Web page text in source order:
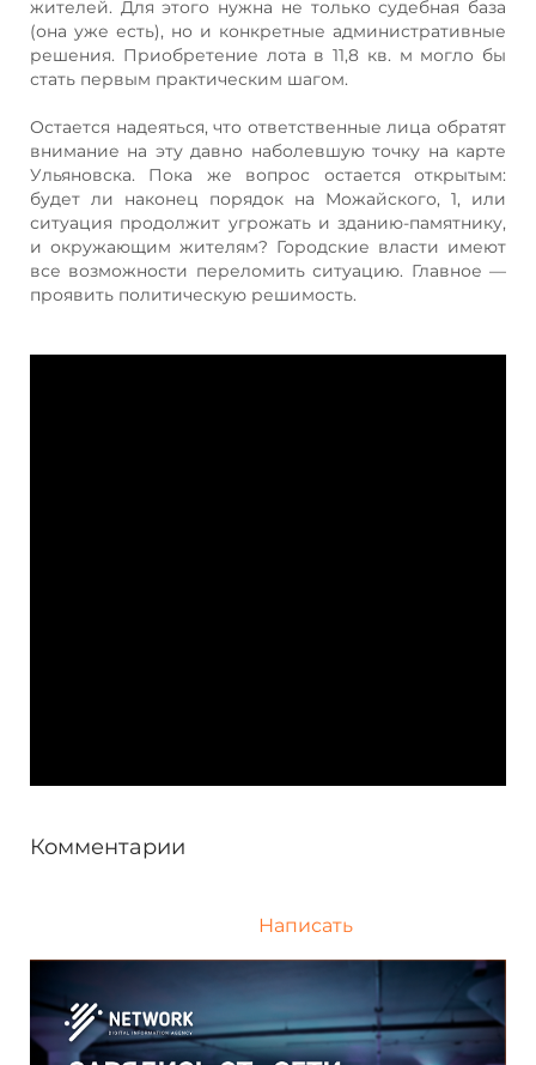
жителей. Для этого нужна не только судебная база
(она уже есть), но и конкретные административные
решения. Приобретение лота в 11,8 кв. м могло бы
стать первым практическим шагом.
Остается надеяться, что ответственные лица обратят
внимание на эту давно наболевшую точку на карте
Ульяновска. Пока же вопрос остается открытым:
будет ли наконец порядок на Можайского, 1, или
ситуация продолжит угрожать и зданию-памятнику,
и окружающим жителям? Городские власти имеют
все возможности переломить ситуацию. Главное —
проявить политическую решимость.
Комментарии
Написать